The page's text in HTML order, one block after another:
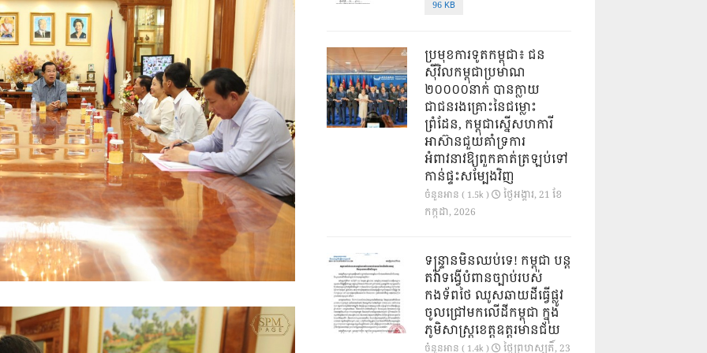
96 KB
ប្រមុខការទូតកម្ពុជា៖ ជន
ស៊ីវិលកម្ពុជាប្រមាណ
២០០០០នាក់ បានក្លាយ
ជាជនរងគ្រោះនៃជម្លោះ
ព្រំដែន, កម្ពុជាស្នើសហការី
អាស៊ានជួយគាំទ្រការ
អំពាវនាវឱ្យពួកគាត់ត្រឡប់ទៅ
កាន់ផ្ទះសម្បែងវិញ
ចំនួនអាន ( 1.5k )
ថ្ងៃ​អង្គារ, 21 ខែ​
កក្កដា, 2026
ទន្ទ្រានមិនឈប់ទេ! កម្ពុជា បន្ត
តវ៉ាទង្វើបំពានច្បាប់របស់
កងទ័ពថៃ ឈូសឆាយដីធ្វើផ្លូវ
ចូលជ្រៅមកលើដីកម្ពុជា ក្នុង
ភូមិសាស្ត្រខេត្តឧត្តរមានជ័យ
ចំនួនអាន ( 1.4k ) ថ្ងៃ​ព្រហស្បតិ៍, 23